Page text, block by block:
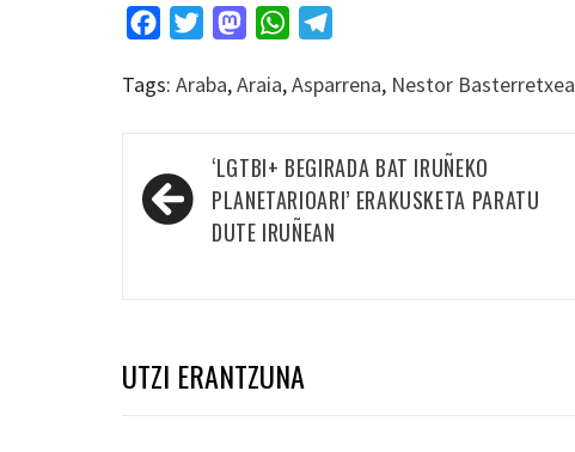
FacebookTwitterMastodonWhatsApp
Tags: Araba,Araia,Asparrena, Nestor Basterretxea
Bidalketetan
zehar
nabigatu
‘LGTBI+ BEGIRADA BAT IRUÑEKO
PLANETARIOARI’ ERAKUSKETA PARATU
DUTE IRUÑEAN
UTZI ERANTZUNA